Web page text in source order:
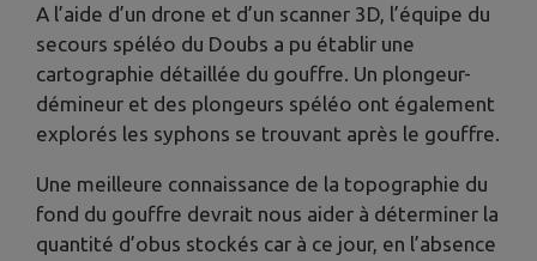
A l’aide d’un drone et d’un scanner 3D, l’équipe du
secours spéléo du Doubs a pu établir une
cartographie détaillée du gouffre. Un plongeur-
démineur et des plongeurs spéléo ont également
explorés les syphons se trouvant après le gouffre.
Une meilleure connaissance de la topographie du
fond du gouffre devrait nous aider à déterminer la
quantité d’obus stockés car à ce jour, en l’absence